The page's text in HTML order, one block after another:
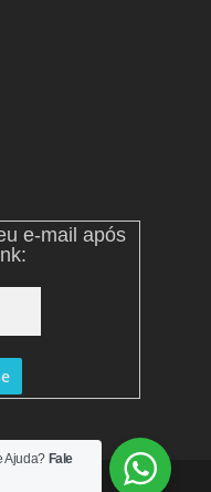
e-mail após
Ajuda? Fale